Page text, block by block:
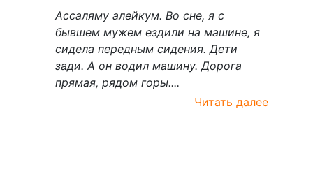
Ассаляму алейкум. Во сне, я с
бывшем мужем ездили на машине, я
сидела передным сидения. Дети
зади. А он водил машину. Дорога
прямая, рядом горы....
Читать далее